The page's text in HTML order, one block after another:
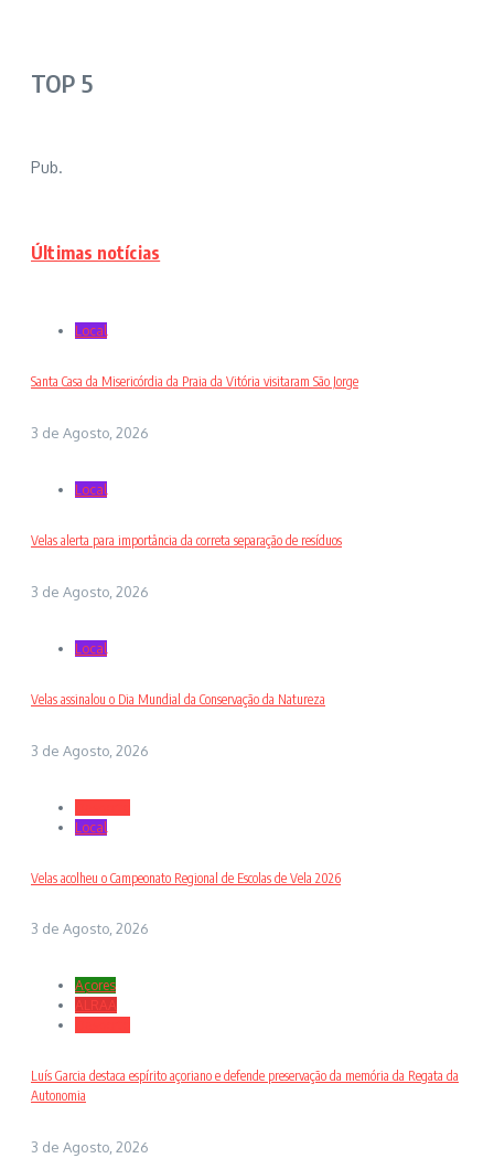
TOP 5
Pub.
Últimas notícias
Local
Santa Casa da Misericórdia da Praia da Vitória visitaram São Jorge
3 de Agosto, 2026
Local
Velas alerta para importância da correta separação de resíduos
3 de Agosto, 2026
Local
Velas assinalou o Dia Mundial da Conservação da Natureza
3 de Agosto, 2026
Local
Velas acolheu o Campeonato Regional de Escolas de Vela 2026
3 de Agosto, 2026
Açores
ALRAA
Luís Garcia destaca espírito açoriano e defende preservação da memória da Regata da
Autonomia
3 de Agosto, 2026